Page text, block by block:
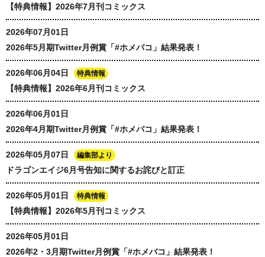
【特典情報】2026年7月刊コミックス
2026年07月01日
2026年5月期Twitter月例賞「#ホメバコ」結果発表！
2026年06月04日 特典情報
【特典情報】2026年6月刊コミックス
2026年06月01日
2026年4月期Twitter月例賞「#ホメバコ」結果発表！
2026年05月07日 編集部より
ドラゴンエイジ6月号告知に関するお詫びと訂正
2026年05月01日 特典情報
【特典情報】2026年5月刊コミックス
2026年05月01日
2026年2・3月期Twitter月例賞「#ホメバコ」結果発表！